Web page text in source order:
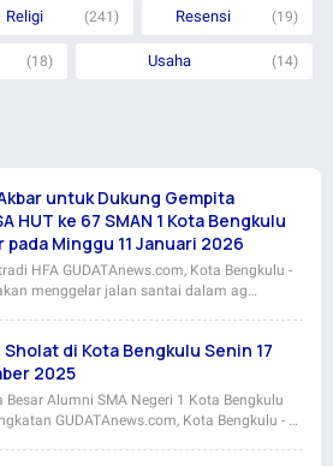
Religi (241) Resensi (19)
(18) Usaha (14)
untuk Dukung Gempita
HUT ke 67 SMAN 1 Kota Bengkulu
pada Minggu 11 Januari 2026
HFA GUDATAnews.com, Kota Bengkulu -
menggelar jalan santai dalam ag…
Sholat di Kota Bengkulu Senin 17
2025
Besar Alumni SMA Negeri 1 Kota Bengkulu
GUDATAnews.com, Kota Bengkulu - …